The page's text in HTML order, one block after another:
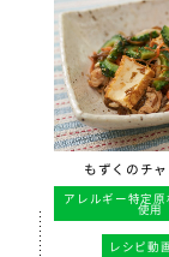
もずくのチ
アレルギー特定
使用
レシピ動